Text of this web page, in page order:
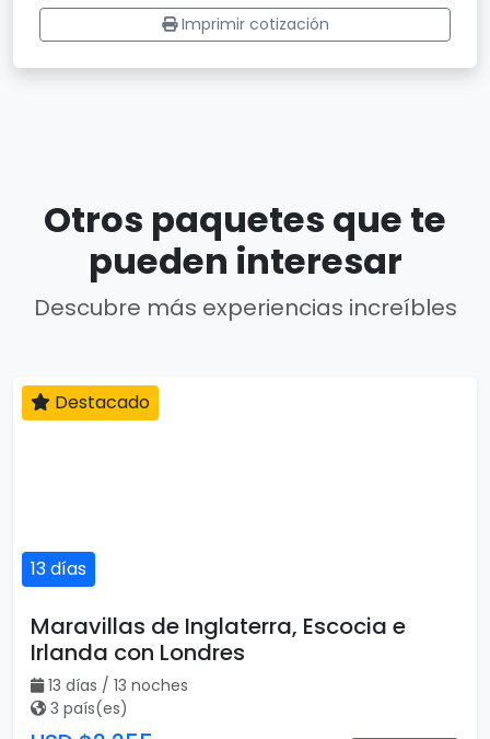
Imprimir cotización
Otros paquetes que te
pueden interesar
Descubre más experiencias increíbles
13 días
Destacado
Maravillas de Inglaterra, Escocia e
Irlanda con Londres
13 días / 13 noches
3 país(es)